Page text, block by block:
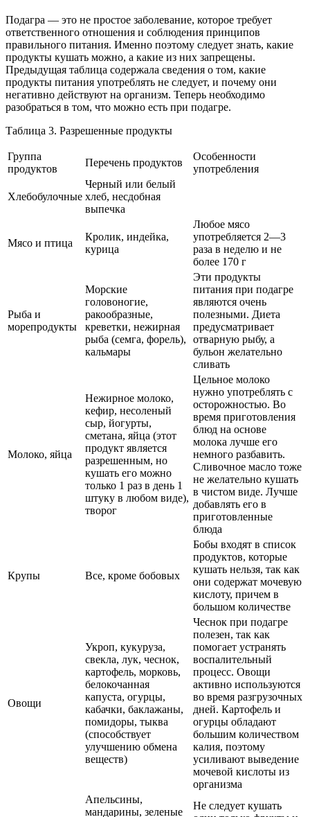
Подагра — это не простое заболевание, которое требует
ответственного отношения и соблюдения принципов
правильного питания. Именно поэтому следует знать, какие
продукты кушать можно, а какие из них запрещены.
Предыдущая таблица содержала сведения о том, какие
продукты питания употреблять не следует, и почему они
негативно действуют на организм. Теперь необходимо
разобраться в том, что можно есть при подагре.
Таблица 3. Разрешенные продукты
Группа
продуктов
Перечень продуктов
Особенности
употребления
Хлебобулочные
Черный или белый
хлеб, несдобная
выпечка
Мясо и птица
Кролик, индейка,
курица
Любое мясо
употребляется 2—3
раза в неделю и не
более 170 г
Рыба и
морепродукты
Морские
головоногие,
ракообразные,
креветки, нежирная
рыба (семга, форель),
кальмары
Эти продукты
питания при подагре
являются очень
полезными. Диета
предусматривает
отварную рыбу, а
бульон желательно
сливать
Молоко, яйца
Нежирное молоко,
кефир, несоленый
сыр, йогурты,
сметана, яйца (этот
продукт является
разрешенным, но
кушать его можно
только 1 раз в день 1
штуку в любом виде),
творог
Цельное молоко
нужно употреблять с
осторожностью. Во
время приготовления
блюд на основе
молока лучше его
немного разбавить.
Сливочное масло тоже
не желательно кушать
в чистом виде. Лучше
добавлять его в
приготовленные
блюда
Крупы Все, кроме бобовых
Бобы входят в список
продуктов, которые
кушать нельзя, так как
они содержат мочевую
кислоту, причем в
большом количестве
Овощи
Укроп, кукуруза,
свекла, лук, чеснок,
картофель, морковь,
белокочанная
капуста, огурцы,
кабачки, баклажаны,
помидоры, тыква
(способствует
улучшению обмена
веществ)
Чеснок при подагре
полезен, так как
помогает устранять
воспалительный
процесс. Овощи
активно используются
во время разгрузочных
дней. Картофель и
огурцы обладают
большим количеством
калия, поэтому
усиливают выведение
мочевой кислоты из
организма
Апельсины,
мандарины, зеленые
Не следует кушать